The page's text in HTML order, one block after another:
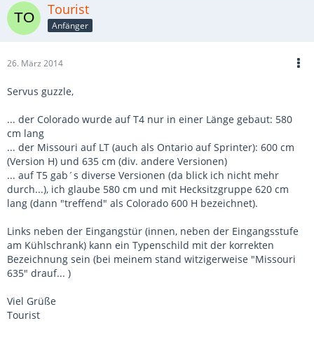
Tourist
Anfänger
26. März 2014
Servus guzzle,
... der Colorado wurde auf T4 nur in einer Länge gebaut: 580
cm lang
... der Missouri auf LT (auch als Ontario auf Sprinter): 600 cm
(Version H) und 635 cm (div. andere Versionen)
... auf T5 gab´s diverse Versionen (da blick ich nicht mehr
durch...), ich glaube 580 cm und mit Hecksitzgruppe 620 cm
lang (dann "treffend" als Colorado 600 H bezeichnet).
Links neben der Eingangstür (innen, neben der Eingangsstufe
am Kühlschrank) kann ein Typenschild mit der korrekten
Bezeichnung sein (bei meinem stand witzigerweise "Missouri
635" drauf... )
Viel Grüße
Tourist